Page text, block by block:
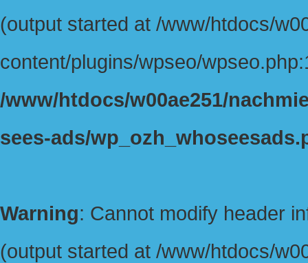
(output started at /www/htdocs/
content/plugins/wpseo/
/www/htdocs/w00ae251/
sees-ads/
Warning: Cannot modify header
(output started at /www/htdocs/